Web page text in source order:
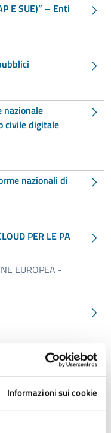
Informazioni sui cookie
E SUE)” – Enti
nazionale
civile digitale
nazionali di
PER LE PA
EUROPEA -
– Comuni